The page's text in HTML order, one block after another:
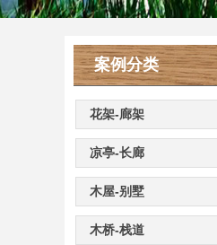
案例分类
花架-廊架
凉亭-长廊
木屋-别墅
木桥-栈道